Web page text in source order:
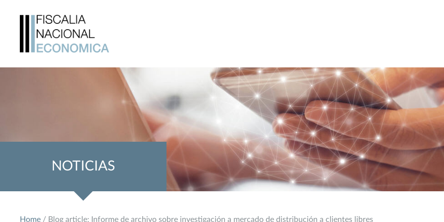
NOTICIAS
Home / Blog article: Informe de archivo sobre investigación a mercado de distribución a clientes libres